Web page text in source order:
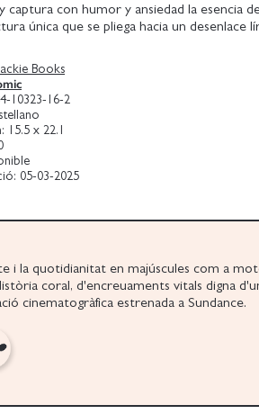
captura con humor y ansiedad la esencia
única que se pliega hacia un desenlace
Todo abruma reafirma a Shaw como
Una novela gráficaque se construye como
más a un Italo Calvino que a un
TIMES
Books
10323-16-2
15.5 x 22.1
05-03-2025
i la quotidianitat en majúscules com a
coral, d'encreuaments vitals digna
cinematogràfica estrenada a Sundance.